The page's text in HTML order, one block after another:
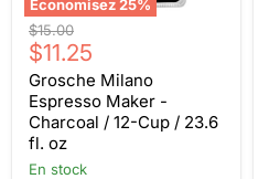
Économisez 25%
Grosche
Milano
Espresso
Maker
Charcoal
12-
Cup
Prix
d'origine
$15.00
Prix
actuel
$11.25
Grosche Milano
Espresso Maker -
Charcoal / 12-Cup / 23.6
fl. oz
en stock